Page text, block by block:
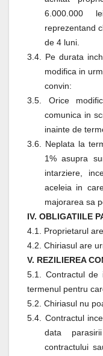
6.000.000
reprezentand
de 4 luni.
3.4. Pe durata
modifica in
convin:
3.5. Orice
comunica in
inainte de
3.6. Neplata la
1% asupra
intarziere,
aceleia in
majorarea sa
IV. OBLIGATIILE
4.1. Proprietarul
4.2. Chiriasul are
V. REZILIEREA
5.1. Contractul de
termenul pentru
5.2. Chiriasul nu
5.4. Contractul
data
contractului